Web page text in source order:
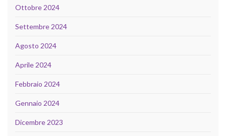
Ottobre 2024
Settembre 2024
Agosto 2024
Aprile 2024
Febbraio 2024
Gennaio 2024
Dicembre 2023